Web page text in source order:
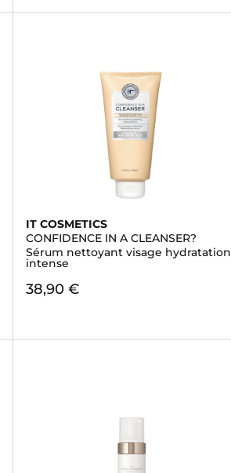
IT COSMETICS
CONFIDENCE IN A CLEANSER?
Sérum nettoyant visage hydratation
intense
38,90 €